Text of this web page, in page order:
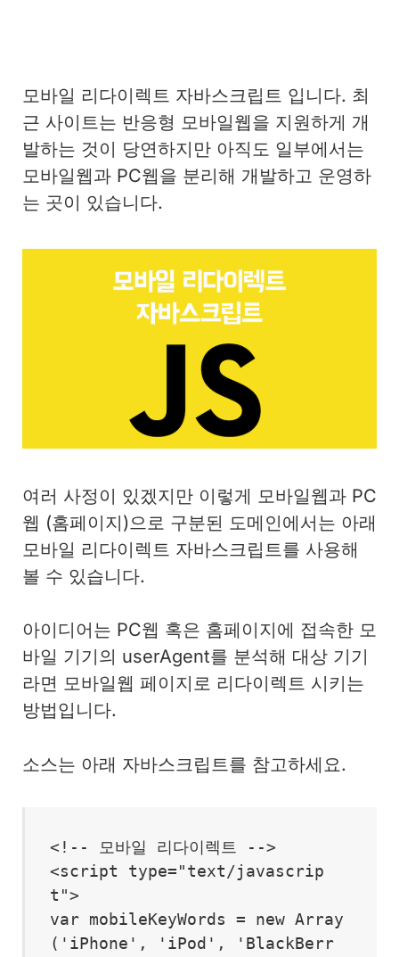
모바일 리다이렉트 자바스크립트 입니다. 최
근 사이트는 반응형 모바일웹을 지원하게 개
발하는 것이 당연하지만 아직도 일부에서는
모바일웹과 PC웹을 분리해 개발하고 운영하
는 곳이 있습니다.
여러 사정이 있겠지만 이렇게 모바일웹과 PC
웹 (홈페이지)으로 구분된 도메인에서는 아래
모바일 리다이렉트 자바스크립트를 사용해
볼 수 있습니다.
아이디어는 PC웹 혹은 홈페이지에 접속한 모
바일 기기의 userAgent를 분석해 대상 기기
라면 모바일웹 페이지로 리다이렉트 시키는
방법입니다.
소스는 아래 자바스크립트를 참고하세요.
<!-- 모바일 리다이렉트 -->
<script type="text/javascrip
t">
var mobileKeyWords = new Array
('iPhone', 'iPod', 'BlackBerr